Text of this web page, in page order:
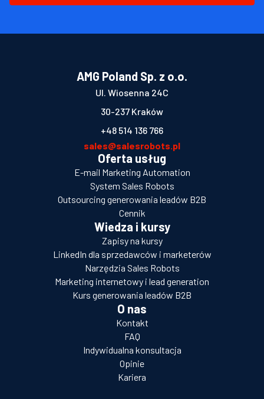
AMG Poland Sp. z o.o.
Ul. Wiosenna 24C
30-237 Kraków
+48 514 136 766
sales@salesrobots.pl
Oferta usług
E-mail Marketing Automation
System Sales Robots
Outsourcing generowania leadów B2B
Cennik
Wiedza i kursy
Zapisy na kursy
LinkedIn dla sprzedawców i marketerów
Narzędzia Sales Robots
Marketing internetowy i lead generation
Kurs generowania leadów B2B
O nas
Kontakt
FAQ
Indywidualna konsultacja
Opinie
Kariera